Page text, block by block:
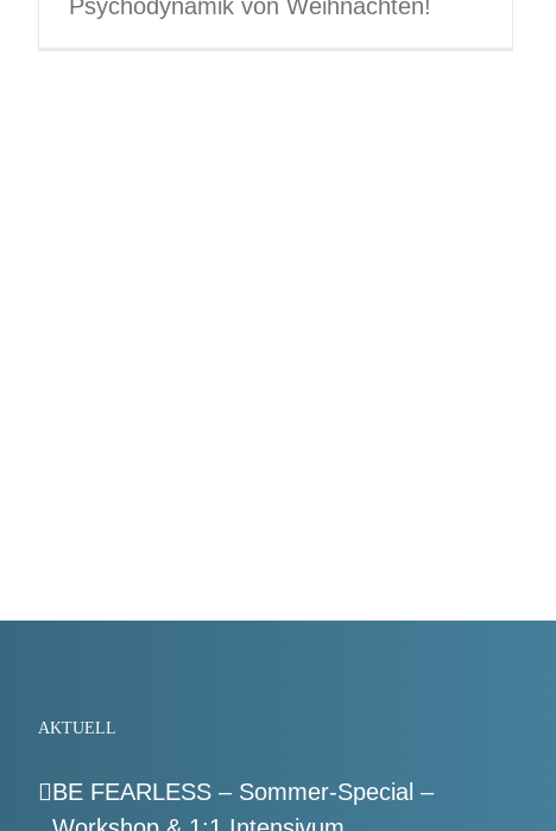
Psychodynamik von Weihnachten!
AKTUELL
BE FEARLESS – Sommer-Special –